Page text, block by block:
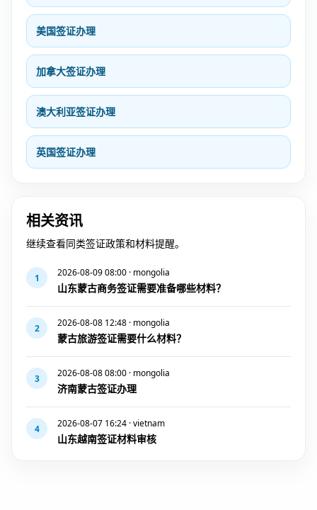
美国签证办理
加拿大签证办理
澳大利亚签证办理
英国签证办理
相关资讯
继续查看同类签证政策和材料提醒。
1 2026-08-09 08:00 · mongolia
山东蒙古商务签证需要准备哪些材料？
2 2026-08-08 12:48 · mongolia
蒙古旅游签证需要什么材料？
3 2026-08-08 08:00 · mongolia
济南蒙古签证办理
4 2026-08-07 16:24 · vietnam
山东越南签证材料审核